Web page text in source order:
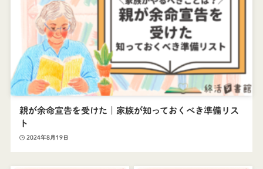
親が余命宣告を受けた｜家族が知っておくべき準備リス
ト
2024年8月19日